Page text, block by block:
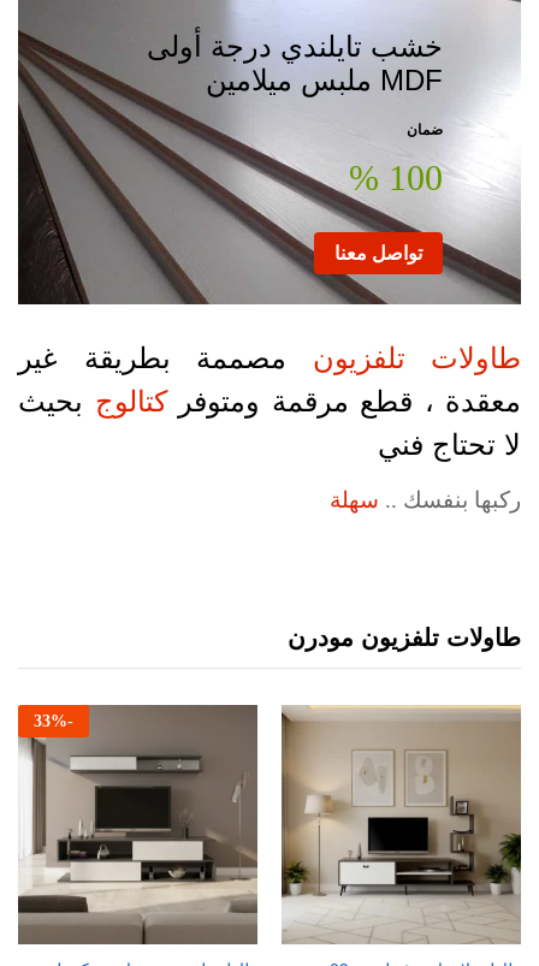
خشب تايلندي درجة أولى
MDF ملبس ميلامين
ضمان
100 %
تواصل معنا
طاولات تلفزيون مصممة بطريقة غير
معقدة ، قطع مرقمة ومتوفركتالوج بحيث
لا تحتاج فني
ركبها بنفسك .. سهلة
طاولات تلفزيون مودرن
-
33%